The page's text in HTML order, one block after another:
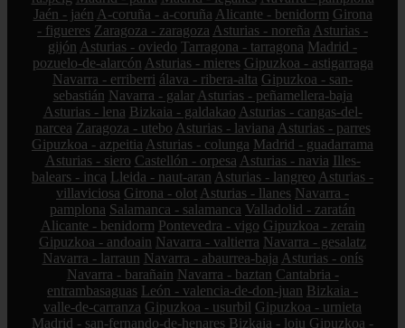
Jaén - jaén A-coruña - a-coruña Alicante - benidorm Girona
- figueres Zaragoza - zaragoza Asturias - noreña Asturias -
gijón Asturias - oviedo Tarragona - tarragona Madrid -
pozuelo-de-alarcón Asturias - mieres Gipuzkoa - astigarraga
Navarra - erriberri álava - ribera-alta Gipuzkoa - san-
sebastián Navarra - galar Asturias - peñamellera-baja
Asturias - lena Bizkaia - galdakao Asturias - cangas-del-
narcea Zaragoza - utebo Asturias - laviana Asturias - parres
Gipuzkoa - azpeitia Asturias - colunga Madrid - guadarrama
Asturias - siero Castellón - orpesa Asturias - navia Illes-
balears - inca Lleida - naut-aran Asturias - langreo Asturias -
villaviciosa Girona - olot Asturias - llanes Navarra -
pamplona Salamanca - salamanca Valladolid - zaratán
Alicante - benidorm Pontevedra - vigo Gipuzkoa - zerain
Gipuzkoa - andoain Navarra - valtierra Navarra - gesalatz
Navarra - larraun Navarra - abaurrea-baja Asturias - onís
Navarra - barañain Navarra - baztan Cantabria -
entrambasaguas León - valencia-de-don-juan Bizkaia -
valle-de-carranza Gipuzkoa - usurbil Gipuzkoa - urnieta
Madrid - san-fernando-de-henares Bizkaia - loiu Gipuzkoa -